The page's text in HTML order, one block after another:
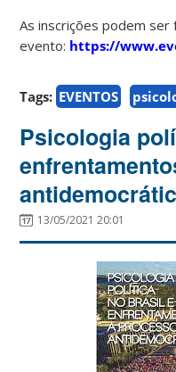
As inscrições podem
evento: https://
Tags: EVENTOS
Psicologia
13/05/2021 20:01